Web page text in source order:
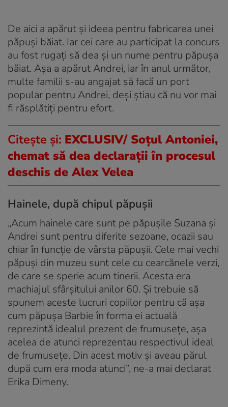
De aici a apărut și ideea pentru fabricarea unei
păpuși băiat. Iar cei care au participat la concurs
au fost rugați să dea și un nume pentru păpușa
băiat. Așa a apărut Andrei, iar în anul următor,
multe familii s-au angajat să facă un port
popular pentru Andrei, deși știau că nu vor mai
fi răsplătiți pentru efort.
Citeşte şi: EXCLUSIV/ Soţul Antoniei,
chemat să dea declaraţii în procesul
deschis de Alex Velea
Hainele, după chipul păpușii
„Acum hainele care sunt pe păpușile Suzana și
Andrei sunt pentru diferite sezoane, ocazii sau
chiar în funcție de vârsta păpușii. Cele mai vechi
păpuși din muzeu sunt cele cu cearcănele verzi,
de care se sperie acum tinerii. Acesta era
machiajul sfârșitului anilor 60. Și trebuie să
spunem aceste lucruri copiilor pentru că așa
cum păpușa Barbie în forma ei actuală
reprezintă idealul prezent de frumusețe, așa
acelea de atunci reprezentau respectivul ideal
de frumusețe. Din acest motiv și aveau părul
după cum era moda atunci”, ne-a mai declarat
Erika Dimeny.